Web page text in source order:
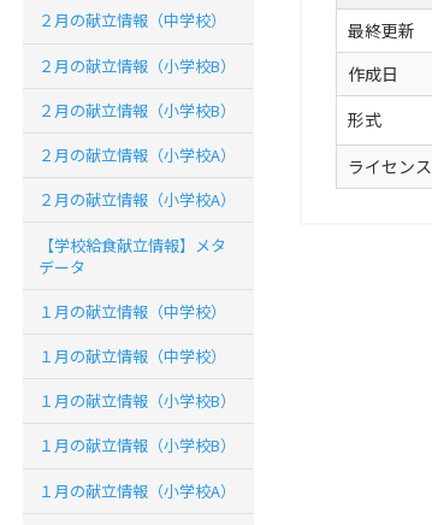
最終更新
作成日
形式
ライセンス
２月の献立情報（中学校）
２月の献立情報（小学校B）
２月の献立情報（小学校B）
２月の献立情報（小学校A）
２月の献立情報（小学校A）
【学校給食献立情報】メタ
データ
１月の献立情報（中学校）
１月の献立情報（中学校）
１月の献立情報（小学校B）
１月の献立情報（小学校B）
１月の献立情報（小学校A）